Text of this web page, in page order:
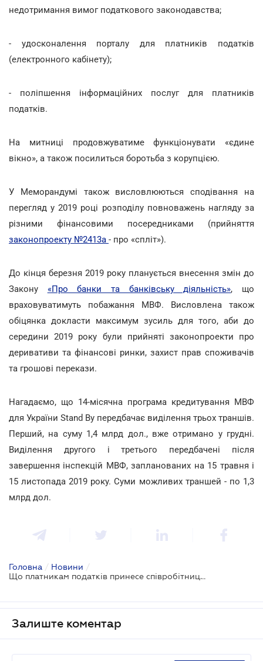
недотримання вимог податкового законодавства;
- удосконалення порталу для платників податків
(електронного кабінету);
- поліпшення інформаційних послуг для платників
податків.
На митниці продовжуватиме функціонувати «єдине
вікно», а також посилиться боротьба з корупцією.
У Меморандумі також висловлюються сподівання на
перегляд у 2019 році розподілу повноважень нагляду за
різними фінансовими посередниками (прийняття
законопроекту №2413а - про «спліт»).
До кінця березня 2019 року планується внесення змін до
Закону «Про банки та банківську діяльність», що
враховуватимуть побажання МВФ. Висловлена також
обіцянка докласти максимум зусиль для того, аби до
середини 2019 року були прийняті законопроекти про
деривативи та фінансові ринки, захист прав споживачів
та грошові перекази.
Нагадаємо, що 14-місячна програма кредитування МВФ
для України Stand By передбачає виділення трьох траншів.
Перший, на суму 1,4 млрд дол., вже отримано у грудні.
Виділення другого і третього передбачені після
завершення інспекцій МВФ, запланованих на 15 травня і
15 листопада 2019 року. Суми можливих траншей - по 1,3
млрд дол.
Головна / Новини /
Що платникам податків принесе співробітництво з МВФ
Залиште коментар